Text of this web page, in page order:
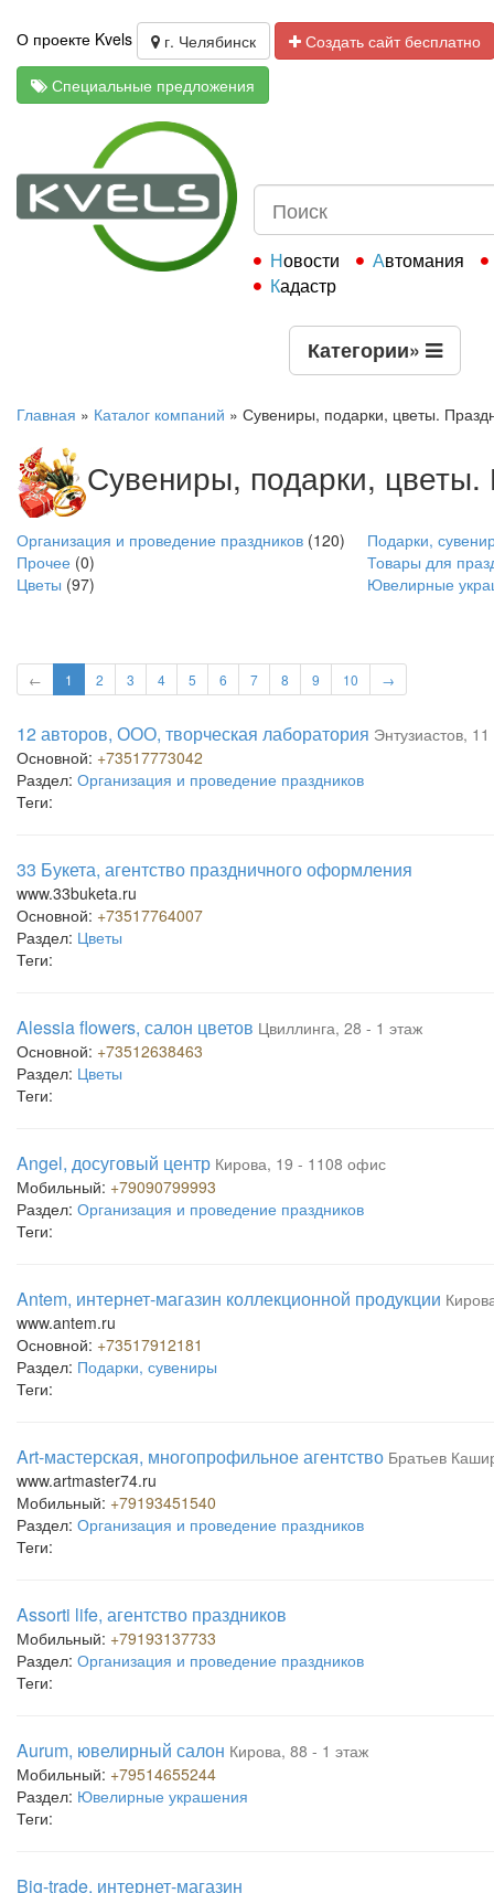
О проекте Kvels г. Челябинск
Создать сайт бесплатно
Специальные предложения
Новости
Автомания
Кадастр
Категории»
Главная » Каталог компаний » Сувениры, подарки, цветы.
Сувениры, подарки, цветы.
Организация и проведение праздников (120)
Подарки,
Прочее (0)
Товары для
Цветы (97) Ювелирные
← 1 2 3 4 5 6 7 8 9 10 →
12 авторов, ООО, творческая лаборатория Энтузиастов,
Основной: +73517773042
Раздел: Организация и проведение праздников
Теги:
33 Букета, агентство праздничного оформления
www.33buketa.ru
Основной: +73517764007
Раздел: Цветы
Теги:
Alessia flowers, салон цветов Цвиллинга, 28 - 1 этаж
Основной: +73512638463
Раздел: Цветы
Теги:
Angel, досуговый центр Кирова, 19 - 1108 офис
Мобильный: +79090799993
Раздел: Организация и проведение праздников
Теги:
Antem, интернет-магазин коллекционной продукции
www.antem.ru
Основной: +73517912181
Раздел: Подарки, сувениры
Теги:
Art-мастерская, многопрофильное агентство Братьев
www.artmaster74.ru
Мобильный: +79193451540
Раздел: Организация и проведение праздников
Теги:
Assorti life, агентство праздников
Мобильный: +79193137733
Раздел: Организация и проведение праздников
Теги:
Aurum, ювелирный салон Кирова, 88 - 1 этаж
Мобильный: +79514655244
Раздел: Ювелирные украшения
Теги:
Big-trade, интернет-магазин